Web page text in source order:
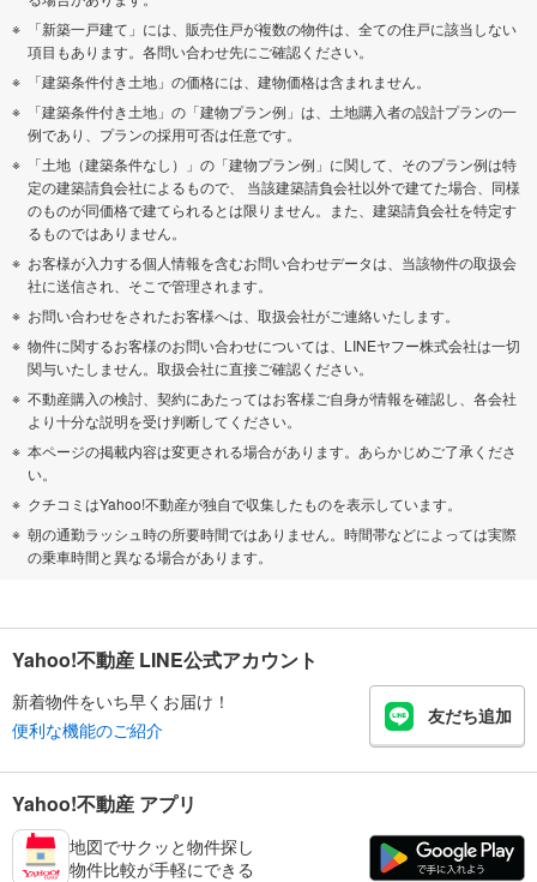
「新築一戸建て」には、販売住戸が複数の物件は、全ての住戸に該当しない
項目もあります。各問い合わせ先にご確認ください。
「建築条件付き土地」の価格には、建物価格は含まれません。
「建築条件付き土地」の「建物プラン例」は、土地購入者の設計プランの一
例であり、プランの採用可否は任意です。
「土地（建築条件なし）」の「建物プラン例」に関して、そのプラン例は特
定の建築請負会社によるもので、 当該建築請負会社以外で建てた場合、同様
のものが同価格で建てられるとは限りません。また、建築請負会社を特定す
るものではありません。
お客様が入力する個人情報を含むお問い合わせデータは、当該物件の取扱会
社に送信され、そこで管理されます。
お問い合わせをされたお客様へは、取扱会社がご連絡いたします。
物件に関するお客様のお問い合わせについては、LINEヤフー株式会社は一切
関与いたしません。取扱会社に直接ご確認ください。
不動産購入の検討、契約にあたってはお客様ご自身が情報を確認し、各会社
より十分な説明を受け判断してください。
本ページの掲載内容は変更される場合があります。あらかじめご了承くださ
い。
クチコミはYahoo!不動産が独自で収集したものを表示しています。
朝の通勤ラッシュ時の所要時間ではありません。時間帯などによっては実際
の乗車時間と異なる場合があります。
Yahoo!不動産 LINE公式アカウント
新着物件をいち早くお届け！
便利な機能のご紹介
友だち追加
Yahoo!不動産 アプリ
地図でサクッと物件探し
物件比較が手軽にできる